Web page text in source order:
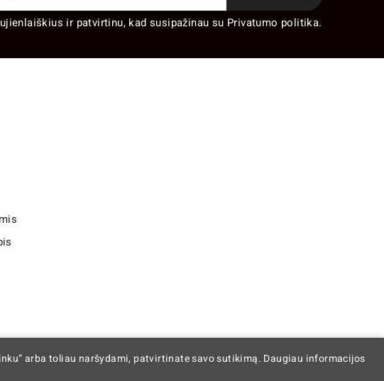
ir patvirtinu, kad susipažinau su Privatumo politika.
arba toliau naršydami, patvirtinate savo sutikimą. Daugiau informacijos